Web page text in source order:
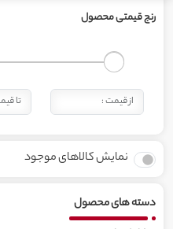
رنج قیمتی محصول
نمایش کالاهای موجود
دسته های محصول